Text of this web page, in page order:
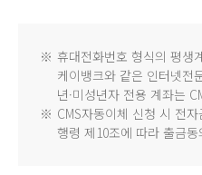
※ 휴대전화번호 형식의 평생
케이뱅크와 같은 인터넷전
년·미성년자 전용 계좌는
※ CMS자동이체 신청 시 전
행령 제10조에 따라 출금